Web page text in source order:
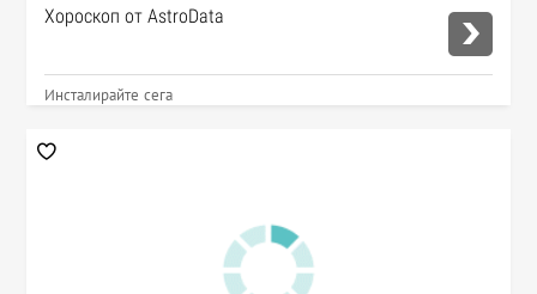
Хороскоп от AstroData
Инсталирайте сега